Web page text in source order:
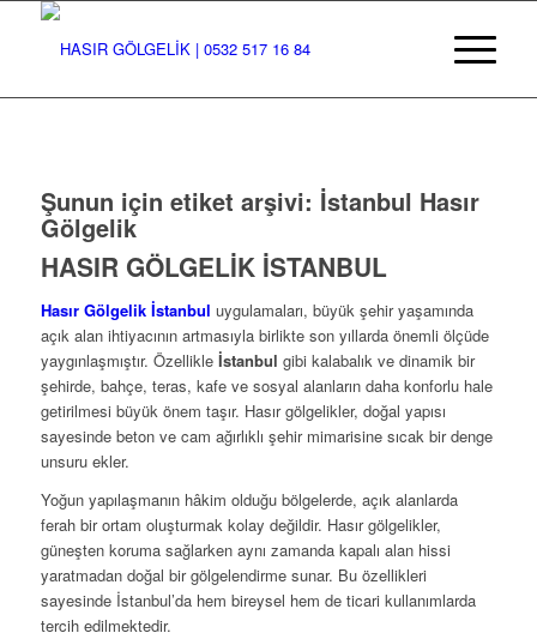
Şunun için etiket arşivi: İstanbul Hasır
Gölgelik
HASIR GÖLGELİK İSTANBUL
Hasır Gölgelik İstanbul uygulamaları, büyük şehir yaşamında
açık alan ihtiyacının artmasıyla birlikte son yıllarda önemli ölçüde
yaygınlaşmıştır. Özellikle İstanbul gibi kalabalık ve dinamik bir
şehirde, bahçe, teras, kafe ve sosyal alanların daha konforlu hale
getirilmesi büyük önem taşır. Hasır gölgelikler, doğal yapısı
sayesinde beton ve cam ağırlıklı şehir mimarisine sıcak bir denge
unsuru ekler.
Yoğun yapılaşmanın hâkim olduğu bölgelerde, açık alanlarda
ferah bir ortam oluşturmak kolay değildir. Hasır gölgelikler,
güneşten koruma sağlarken aynı zamanda kapalı alan hissi
yaratmadan doğal bir gölgelendirme sunar. Bu özellikleri
sayesinde İstanbul’da hem bireysel hem de ticari kullanımlarda
tercih edilmektedir.